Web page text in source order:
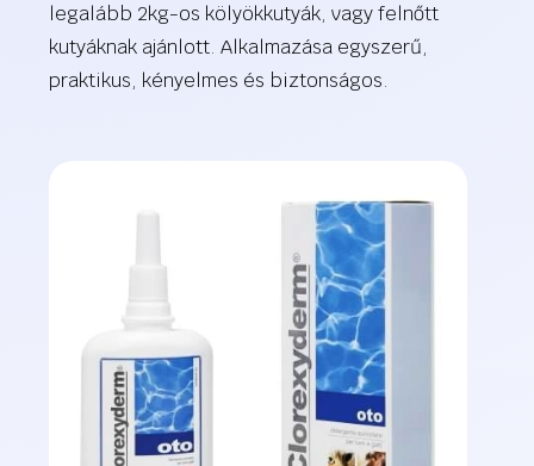
legalább 2kg-os kölyökkutyák, vagy felnőtt
kutyáknak ajánlott. Alkalmazása egyszerű,
praktikus, kényelmes és biztonságos.